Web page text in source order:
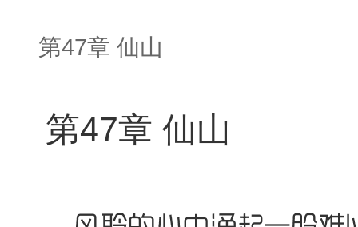
第47章 仙山
第47章 仙山